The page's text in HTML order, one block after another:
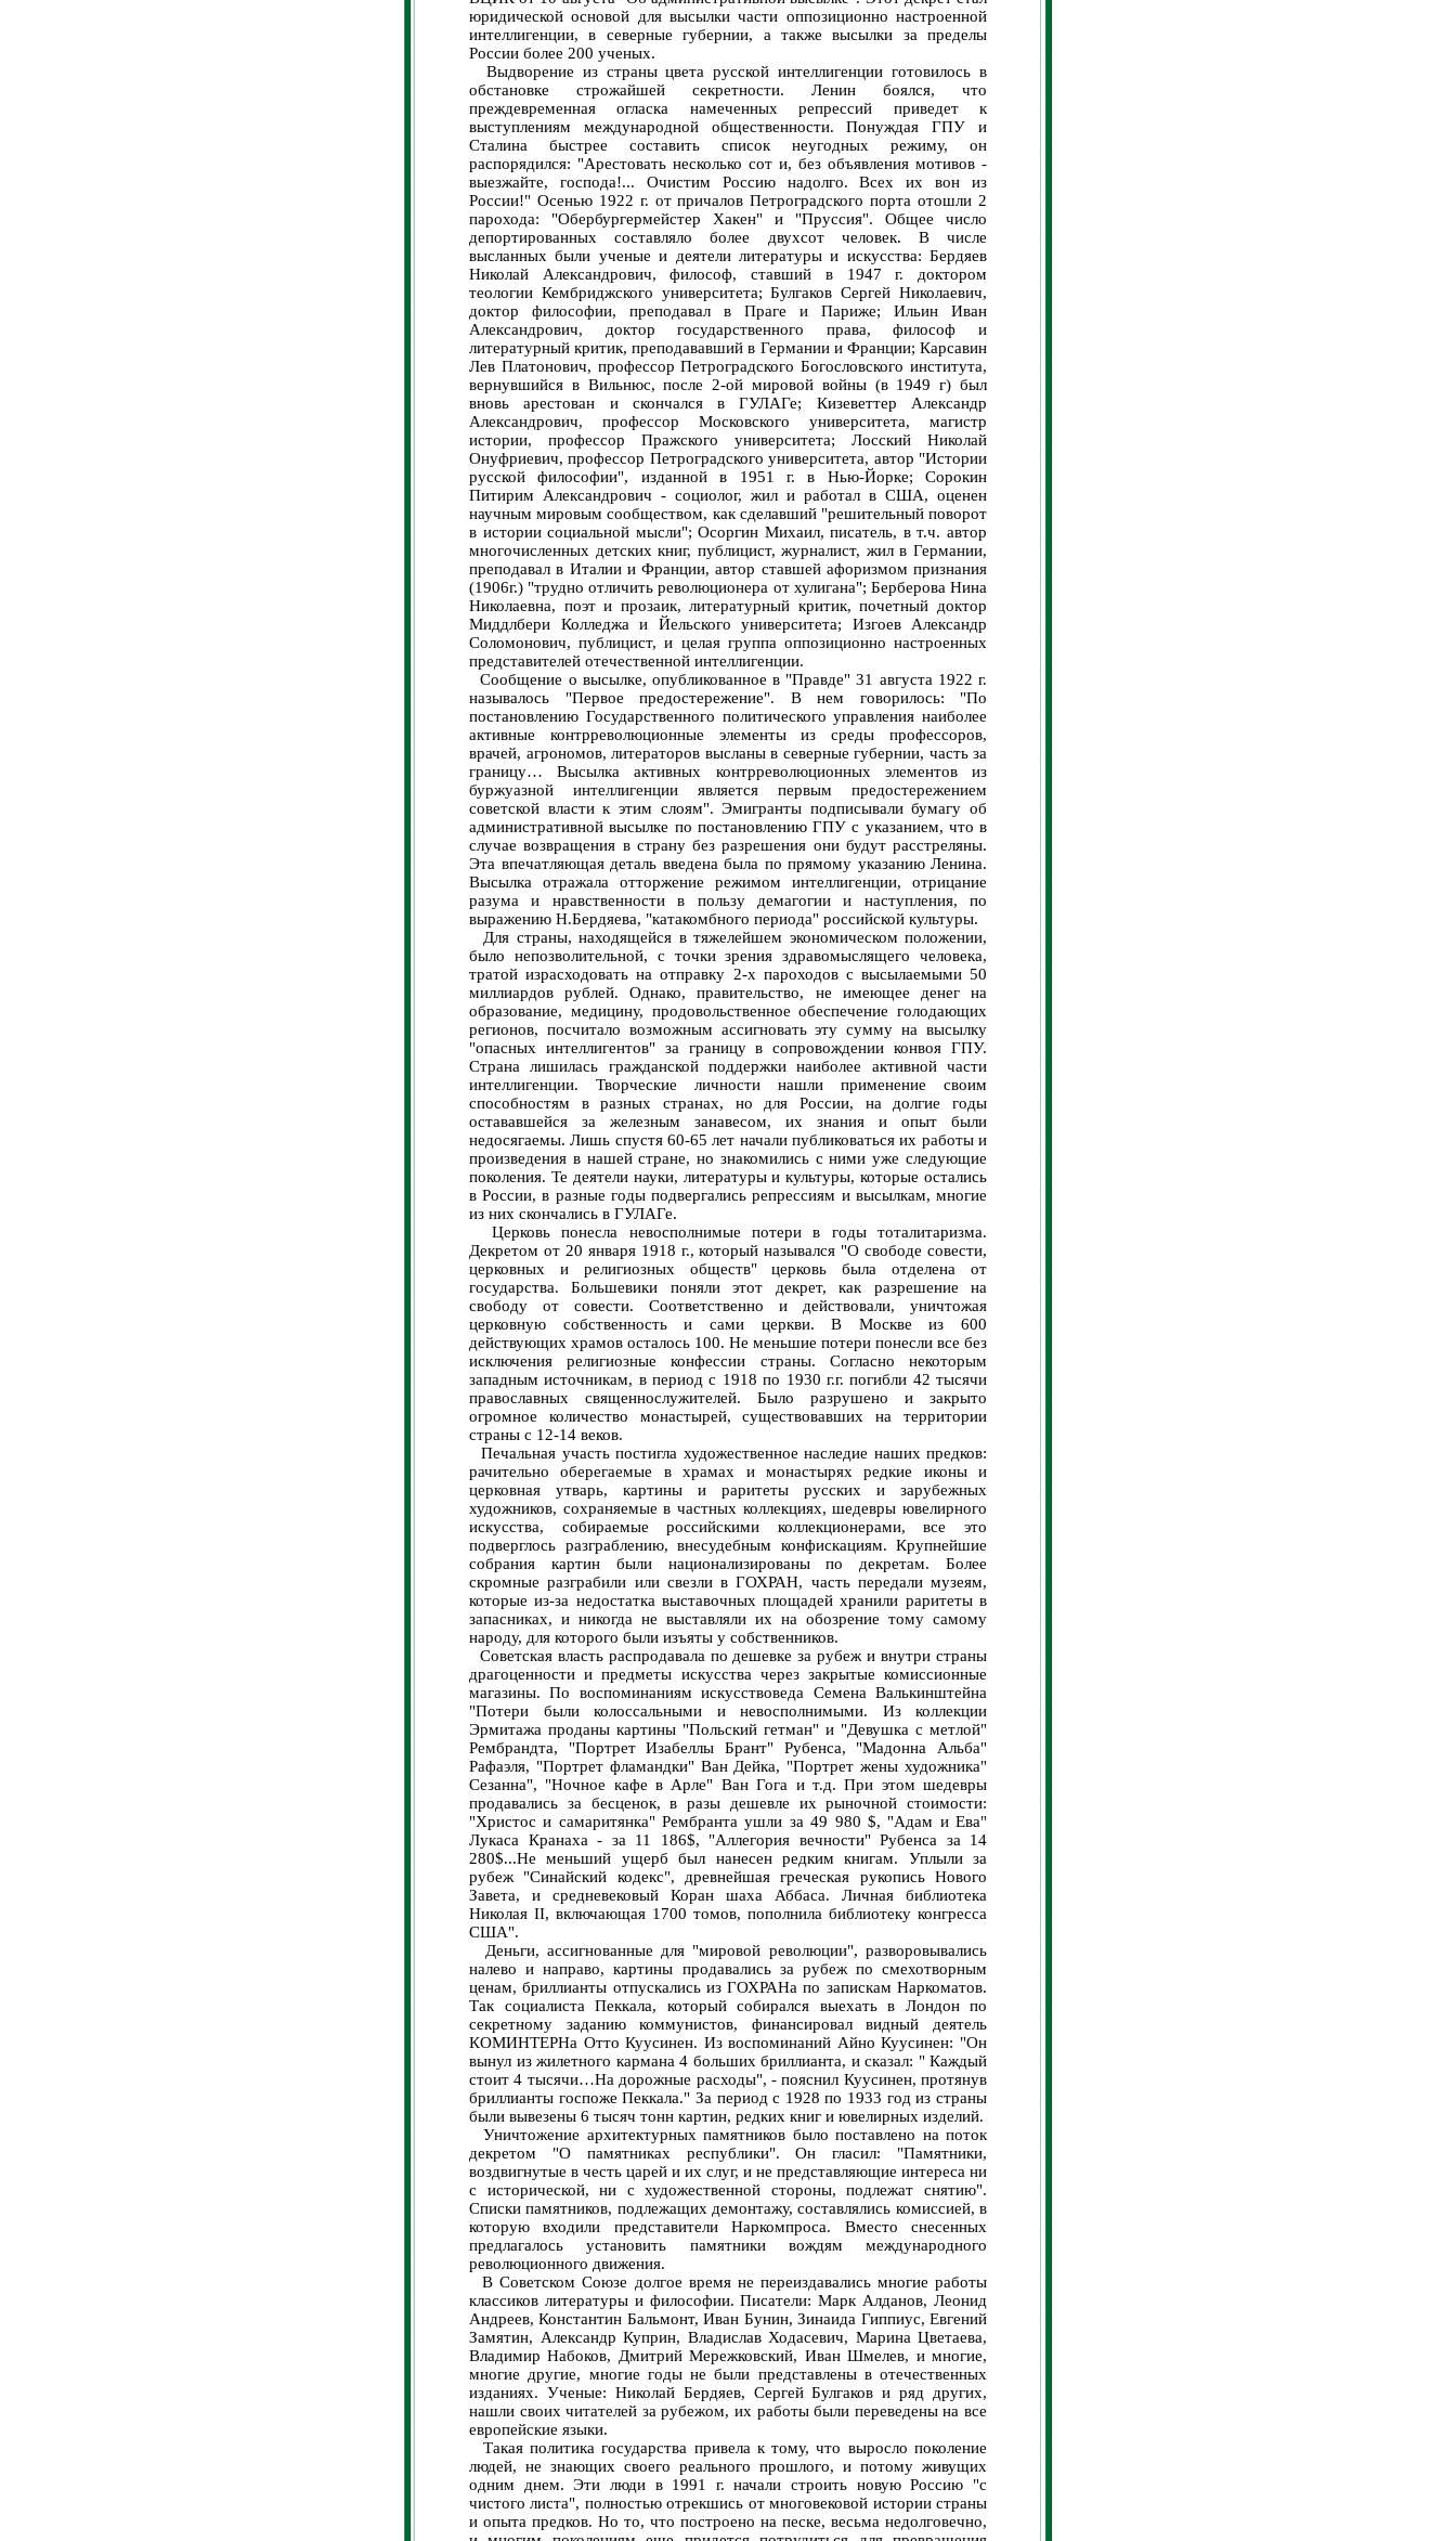
юридической основой для высылки части оппозиционно настроенной
интеллигенции, в северные губернии, а также высылки за пределы
России более 200 ученых.
Выдворение из страны цвета русской интеллигенции готовилось в
обстановке строжайшей секретности. Ленин боялся, что
преждевременная огласка намеченных репрессий приведет к
выступлениям международной общественности. Понуждая ГПУ и
Сталина быстрее составить список неугодных режиму, он
распорядился: "Арестовать несколько сот и, без объявления мотивов -
выезжайте, господа!... Очистим Россию надолго. Всех их вон из
России!" Осенью 1922 г. от причалов Петроградского порта отошли 2
парохода: "Обербургермейстер Хакен" и "Пруссия". Общее число
депортированных составляло более двухсот человек. В числе
высланных были ученые и деятели литературы и искусства: Бердяев
Николай Александрович, философ, ставший в 1947 г. доктором
теологии Кембриджского университета; Булгаков Сергей Николаевич,
доктор философии, преподавал в Праге и Париже; Ильин Иван
Александрович, доктор государственного права, философ и
литературный критик, преподававший в Германии и Франции; Карсавин
Лев Платонович, профессор Петроградского Богословского института,
вернувшийся в Вильнюс, после 2-ой мировой войны (в 1949 г) был
вновь арестован и скончался в ГУЛАГе; Кизеветтер Александр
Александрович, профессор Московского университета, магистр
истории, профессор Пражского университета; Лосский Николай
Онуфриевич, профессор Петроградского университета, автор "Истории
русской философии", изданной в 1951 г. в Нью-Йорке; Сорокин
Питирим Александрович - социолог, жил и работал в США, оценен
научным мировым сообществом, как сделавший "решительный поворот
в истории социальной мысли"; Осоргин Михаил, писатель, в т.ч. автор
многочисленных детских книг, публицист, журналист, жил в Германии,
преподавал в Италии и Франции, автор ставшей афоризмом признания
(1906г.) "трудно отличить революционера от хулигана"; Берберова Нина
Николаевна, поэт и прозаик, литературный критик, почетный доктор
Миддлбери Колледжа и Йельского университета; Изгоев Александр
Соломонович, публицист, и целая группа оппозиционно настроенных
представителей отечественной интеллигенции.
Сообщение о высылке, опубликованное в "Правде" 31 августа 1922 г.
называлось "Первое предостережение". В нем говорилось: "По
постановлению Государственного политического управления наиболее
активные контрреволюционные элементы из среды профессоров,
врачей, агрономов, литераторов высланы в северные губернии, часть за
границу… Высылка активных контрреволюционных элементов из
буржуазной интеллигенции является первым предостережением
советской власти к этим слоям". Эмигранты подписывали бумагу об
административной высылке по постановлению ГПУ с указанием, что в
случае возвращения в страну без разрешения они будут расстреляны.
Эта впечатляющая деталь введена была по прямому указанию Ленина.
Высылка отражала отторжение режимом интеллигенции, отрицание
разума и нравственности в пользу демагогии и наступления, по
выражению Н.Бердяева, "катакомбного периода" российской культуры.
Для страны, находящейся в тяжелейшем экономическом положении,
было непозволительной, с точки зрения здравомыслящего человека,
тратой израсходовать на отправку 2-х пароходов с высылаемыми 50
миллиардов рублей. Однако, правительство, не имеющее денег на
образование, медицину, продовольственное обеспечение голодающих
регионов, посчитало возможным ассигновать эту сумму на высылку
"опасных интеллигентов" за границу в сопровождении конвоя ГПУ.
Страна лишилась гражданской поддержки наиболее активной части
интеллигенции. Творческие личности нашли применение своим
способностям в разных странах, но для России, на долгие годы
остававшейся за железным занавесом, их знания и опыт были
недосягаемы. Лишь спустя 60-65 лет начали публиковаться их работы и
произведения в нашей стране, но знакомились с ними уже следующие
поколения. Те деятели науки, литературы и культуры, которые остались
в России, в разные годы подвергались репрессиям и высылкам, многие
из них скончались в ГУЛАГе.
Церковь понесла невосполнимые потери в годы тоталитаризма.
Декретом от 20 января 1918 г., который назывался "О свободе совести,
церковных и религиозных обществ" церковь была отделена от
государства. Большевики поняли этот декрет, как разрешение на
свободу от совести. Соответственно и действовали, уничтожая
церковную собственность и сами церкви. В Москве из 600
действующих храмов осталось 100. Не меньшие потери понесли все без
исключения религиозные конфессии страны. Согласно некоторым
западным источникам, в период с 1918 по 1930 г.г. погибли 42 тысячи
православных священнослужителей. Было разрушено и закрыто
огромное количество монастырей, существовавших на территории
страны с 12-14 веков.
Печальная участь постигла художественное наследие наших предков:
рачительно оберегаемые в храмах и монастырях редкие иконы и
церковная утварь, картины и раритеты русских и зарубежных
художников, сохраняемые в частных коллекциях, шедевры ювелирного
искусства, собираемые российскими коллекционерами, все это
подверглось разграблению, внесудебным конфискациям. Крупнейшие
собрания картин были национализированы по декретам. Более
скромные разграбили или свезли в ГОХРАН, часть передали музеям,
которые из-за недостатка выставочных площадей хранили раритеты в
запасниках, и никогда не выставляли их на обозрение тому самому
народу, для которого были изъяты у собственников.
Советская власть распродавала по дешевке за рубеж и внутри страны
драгоценности и предметы искусства через закрытые комиссионные
магазины. По воспоминаниям искусствоведа Семена Валькинштейна
"Потери были колоссальными и невосполнимыми. Из коллекции
Эрмитажа проданы картины "Польский гетман" и "Девушка с метлой"
Рембрандта, "Портрет Изабеллы Брант" Рубенса, "Мадонна Альба"
Рафаэля, "Портрет фламандки" Ван Дейка, "Портрет жены художника"
Сезанна", "Ночное кафе в Арле" Ван Гога и т.д. При этом шедевры
продавались за бесценок, в разы дешевле их рыночной стоимости:
"Христос и самаритянка" Рембранта ушли за 49 980 $, "Адам и Ева"
Лукаса Кранаха - за 11 186$, "Аллегория вечности" Рубенса за 14
280$...Не меньший ущерб был нанесен редким книгам. Уплыли за
рубеж "Синайский кодекс", древнейшая греческая рукопись Нового
Завета, и средневековый Коран шаха Аббаса. Личная библиотека
Николая II, включающая 1700 томов, пополнила библиотеку конгресса
США".
Деньги, ассигнованные для "мировой революции", разворовывались
налево и направо, картины продавались за рубеж по смехотворным
ценам, бриллианты отпускались из ГОХРАНа по запискам Наркоматов.
Так социалиста Пеккала, который собирался выехать в Лондон по
секретному заданию коммунистов, финансировал видный деятель
КОМИНТЕРНа Отто Куусинен. Из воспоминаний Айно Куусинен: "Он
вынул из жилетного кармана 4 больших бриллианта, и сказал: " Каждый
стоит 4 тысячи…На дорожные расходы", - пояснил Куусинен, протянув
бриллианты госпоже Пеккала." За период с 1928 по 1933 год из страны
были вывезены 6 тысяч тонн картин, редких книг и ювелирных изделий.
Уничтожение архитектурных памятников было поставлено на поток
декретом "О памятниках республики". Он гласил: "Памятники,
воздвигнутые в честь царей и их слуг, и не представляющие интереса ни
с исторической, ни с художественной стороны, подлежат снятию".
Списки памятников, подлежащих демонтажу, составлялись комиссией, в
которую входили представители Наркомпроса. Вместо снесенных
предлагалось установить памятники вождям международного
революционного движения.
В Советском Союзе долгое время не переиздавались многие работы
классиков литературы и философии. Писатели: Марк Алданов, Леонид
Андреев, Константин Бальмонт, Иван Бунин, Зинаида Гиппиус, Евгений
Замятин, Александр Куприн, Владислав Ходасевич, Марина Цветаева,
Владимир Набоков, Дмитрий Мережковский, Иван Шмелев, и многие,
многие другие, многие годы не были представлены в отечественных
изданиях. Ученые: Николай Бердяев, Сергей Булгаков и ряд других,
нашли своих читателей за рубежом, их работы были переведены на все
европейские языки.
Такая политика государства привела к тому, что выросло поколение
людей, не знающих своего реального прошлого, и потому живущих
одним днем. Эти люди в 1991 г. начали строить новую Россию "с
чистого листа", полностью отрекшись от многовековой истории страны
и опыта предков. Но то, что построено на песке, весьма недолговечно,